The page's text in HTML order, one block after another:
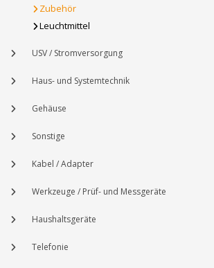
Zubehör
Leuchtmittel
USV / Stromversorgung
Haus- und Systemtechnik
Gehäuse
Sonstige
Kabel / Adapter
Werkzeuge / Prüf- und Messgeräte
Haushaltsgeräte
Telefonie